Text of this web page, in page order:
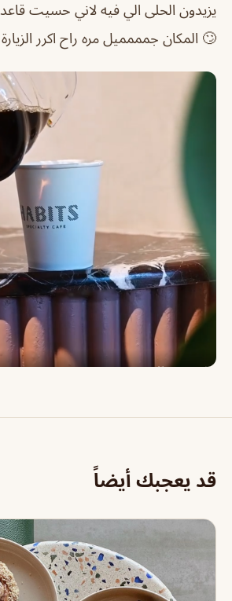
يزيدون الحلى الي فيه لاني حسيت
🙄 المكان جمممميل مره راح اكرر الزيارة
قد يعجبك أيضاً